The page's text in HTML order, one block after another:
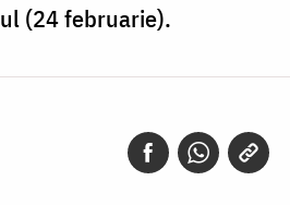
(24 februarie).